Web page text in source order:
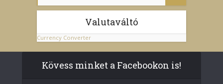
Valutaváltó
Currency Converter
Kövess minket a Facebookon is!